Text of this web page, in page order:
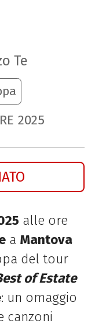
Te
2025
alle ore
a Mantova
del tour
of Estate
: un omaggio
canzoni